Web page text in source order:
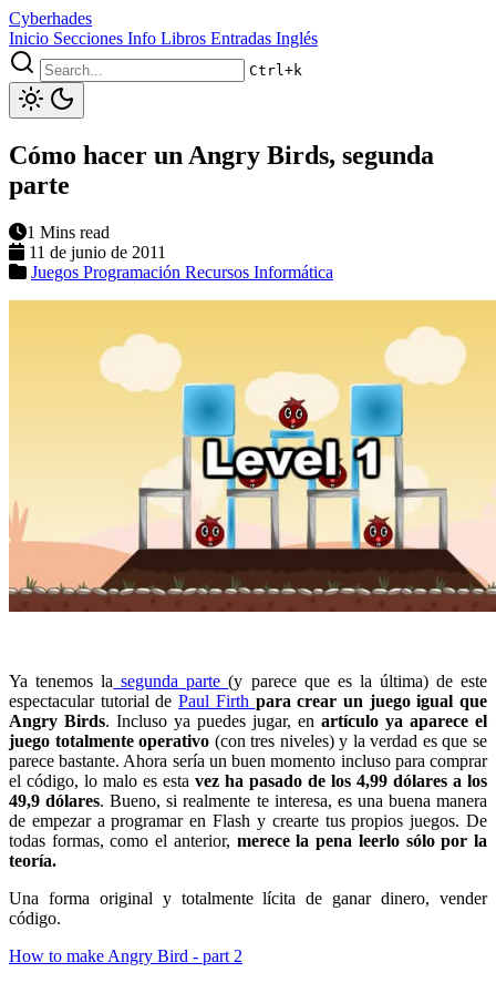
Cyberhades
Inicio Secciones Info Libros Entradas Inglés
Ctrl+k
Cómo hacer un Angry Birds, segunda
parte
1 Mins read
11 de junio de 2011
Juegos Programación Recursos Informática
Ya tenemos la segunda parte(y parece que es la última) de este
espectacular tutorial dePaul Firth para crear un juego igual que
Angry Birds. Incluso ya puedes jugar, en artículo ya aparece el
juego totalmente operativo (con tres niveles) y la verdad es que se
parece bastante. Ahora sería un buen momento incluso para comprar
el código, lo malo es esta vez ha pasado de los 4,99 dólares a los
49,9 dólares. Bueno, si realmente te interesa, es una buena manera
de empezar a programar en Flash y crearte tus propios juegos. De
todas formas, como el anterior, merece la pena leerlo sólo por la
teoría.
Una forma original y totalmente lícita de ganar dinero, vender
código.
How to make Angry Bird - part 2